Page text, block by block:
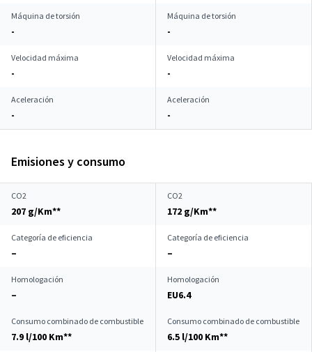
Máquina de torsión
-
Máquina de torsión
-
Velocidad máxima
-
Velocidad máxima
-
Aceleración
-
Aceleración
-
Emisiones y consumo
CO2
207 g/Km**
CO2
172 g/Km**
Categoría de eficiencia
–
Categoría de eficiencia
–
Homologación
–
Homologación
EU6.4
Consumo combinado de combustible
7.9 l/100 Km**
Consumo combinado de combustible
6.5 l/100 Km**